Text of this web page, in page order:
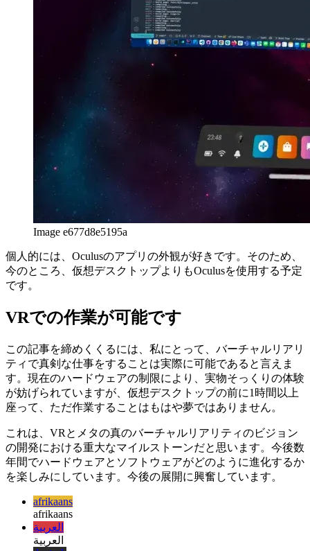
ブログ投稿ページのUXケーススタディ
の記事ページをどのように設計したか